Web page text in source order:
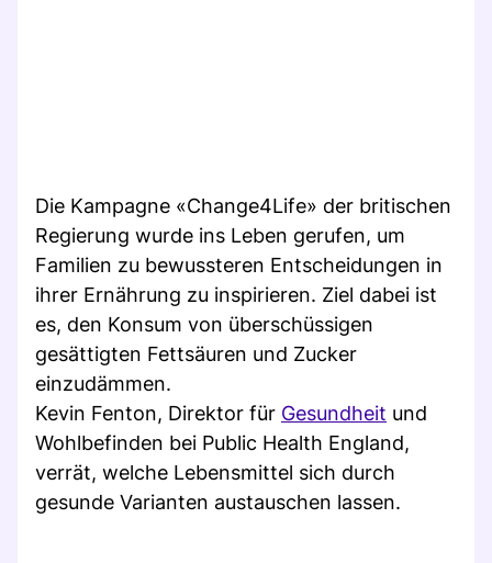
Die Kampagne «Change4Life» der britischen
Regierung wurde ins Leben gerufen, um
Familien zu bewussteren Entscheidungen in
ihrer Ernährung zu inspirieren. Ziel dabei ist
es, den Konsum von überschüssigen
gesättigten Fettsäuren und Zucker
einzudämmen.
Kevin Fenton, Direktor für Gesundheit und
Wohlbefinden bei Public Health England,
verrät, welche Lebensmittel sich durch
gesunde Varianten austauschen lassen.